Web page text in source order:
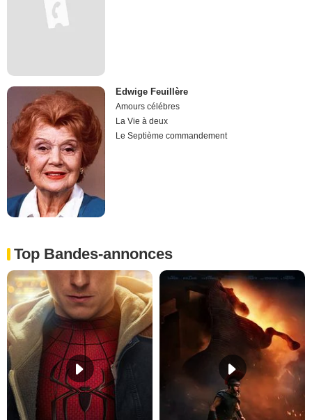
Edwige Feuillère
Amours célébres
La Vie à deux
Le Septième commandement
Top Bandes-annonces